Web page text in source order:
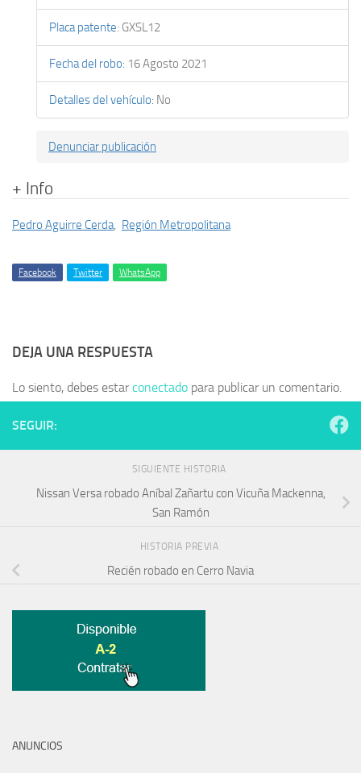
Placa patente: GXSL12
Fecha del robo: 16 Agosto 2021
Detalles del vehículo: No
Denunciar publicación
+ Info
Pedro Aguirre Cerda, Región Metropolitana
Facebook Twitter WhatsApp
DEJA UNA RESPUESTA
Lo siento, debes estarconectado para publicar un comentario.
SEGUIR:
SIGUIENTE HISTORIA
Nissan Versa robado Aníbal Zañartu con Vicuña Mackenna,
San Ramón
HISTORIA PREVIA
Recién robado en Cerro Navia
ANUNCIOS